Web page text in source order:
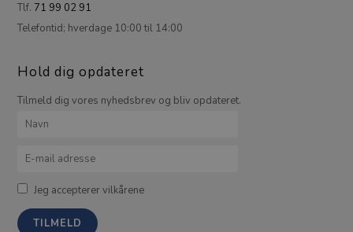
Tlf. 71 99 02 91
Telefontid; hverdage 10:00 til 14:00
Hold dig opdateret
Tilmeld dig vores nyhedsbrev og bliv opdateret.
Jeg accepterer vilkårene